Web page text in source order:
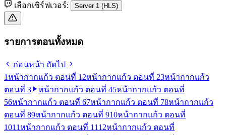
เลือกเซิร์ฟเวอร์: Server 1 (HLS)
รายการตอนทั้งหมด
ก่อนหน้า ถัดไป
1หน้ากากแก้ว ตอนที่ 1 2หน้ากากแก้ว ตอนที่ 23หน้ากากแก้ว
ตอนที่ 3
หน้ากากแก้ว ตอนที่ 45หน้ากากแก้ว ตอนที่
56หน้ากากแก้ว ตอนที่ 67หน้ากากแก้ว ตอนที่ 78หน้ากากแก้ว
ตอนที่ 89หน้ากากแก้ว ตอนที่ 910หน้ากากแก้ว ตอนที่
1011หน้ากากแก้ว ตอนที่ 11 12หน้ากากแก้ว ตอนที่